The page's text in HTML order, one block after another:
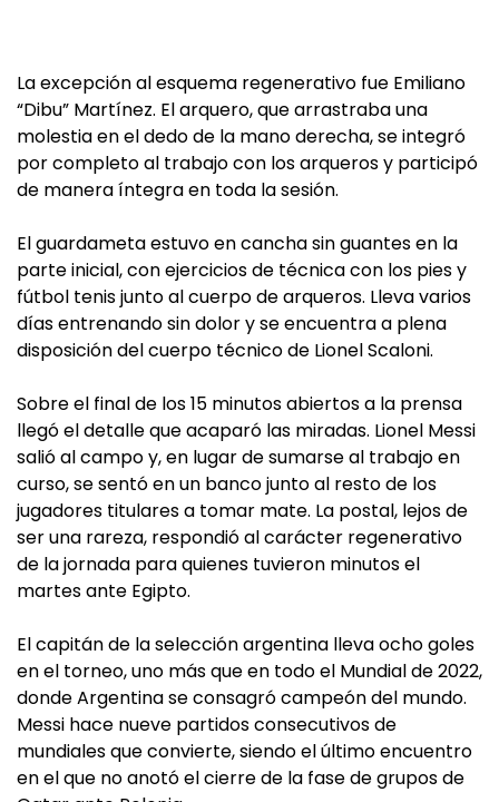
La excepción al esquema regenerativo fue Emiliano
“Dibu” Martínez. El arquero, que arrastraba una
molestia en el dedo de la mano derecha, se integró
por completo al trabajo con los arqueros y participó
de manera íntegra en toda la sesión.
El guardameta estuvo en cancha sin guantes en la
parte inicial, con ejercicios de técnica con los pies y
fútbol tenis junto al cuerpo de arqueros. Lleva varios
días entrenando sin dolor y se encuentra a plena
disposición del cuerpo técnico de Lionel Scaloni.
Sobre el final de los 15 minutos abiertos a la prensa
llegó el detalle que acaparó las miradas. Lionel Messi
salió al campo y, en lugar de sumarse al trabajo en
curso, se sentó en un banco junto al resto de los
jugadores titulares a tomar mate. La postal, lejos de
ser una rareza, respondió al carácter regenerativo
de la jornada para quienes tuvieron minutos el
martes ante Egipto.
El capitán de la selección argentina lleva ocho goles
en el torneo, uno más que en todo el Mundial de 2022,
donde Argentina se consagró campeón del mundo.
Messi hace nueve partidos consecutivos de
mundiales que convierte, siendo el último encuentro
en el que no anotó el cierre de la fase de grupos de